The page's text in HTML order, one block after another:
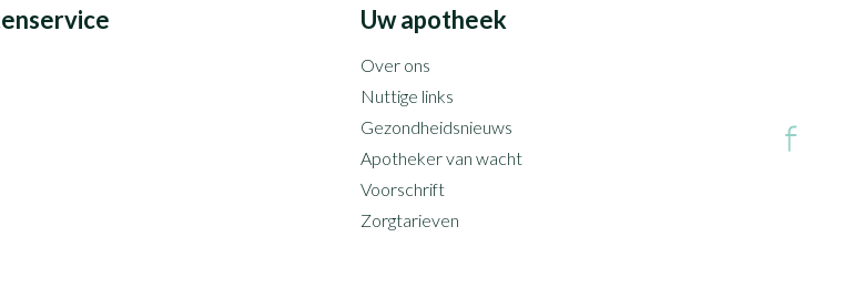
Uw apotheek
Over ons
Nuttige links
Gezondheidsnieuws
Apotheker van wacht
Voorschrift
Zorgtarieven